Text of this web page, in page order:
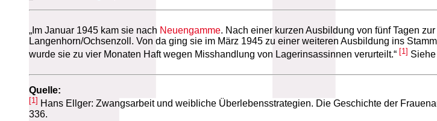
„Im Januar 1945 kam sie nach Neuengamme. Nach einer kurzen Ausbildung von fünf Tagen
Langenhorn/Ochsenzoll. Von da ging sie im März 1945 zu einer weiteren Ausbildung ins
wurde sie zu vier Monaten Haft wegen Misshandlung von Lagerinsassinnen verurteilt.“ [1]
Quelle:
[1] Hans Ellger: Zwangsarbeit und weibliche Überlebensstrategien. Die Geschichte der
336.